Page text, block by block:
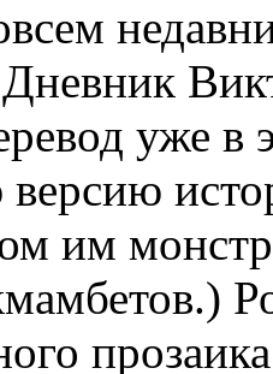
уже в
им